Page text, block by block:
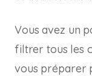
Vous avez un
filtrer tous les
vous préparer